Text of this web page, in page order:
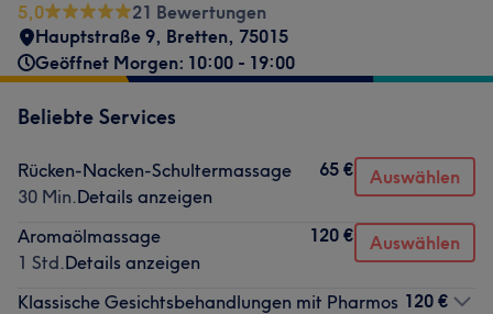
5,0
21 Bewertungen
Hauptstraße 9, Bretten, 75015
Geöffnet Morgen: 10:00 - 19:00
Beliebte Services
Rücken-Nacken-Schultermassage
30 Min.Details anzeigen
65 € Auswählen
Aromaölmassage
1 Std.Details anzeigen
120 € Auswählen
Klassische Gesichtsbehandlungen mit Pharmos 120 €